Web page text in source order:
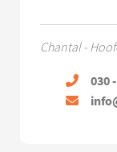
Chantal -
030